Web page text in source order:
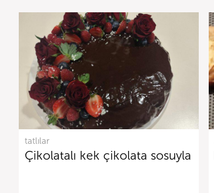
tatlılar
Çikolatalı kek çikolata sosuyla